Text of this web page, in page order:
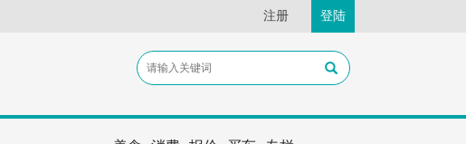
注册 登陆